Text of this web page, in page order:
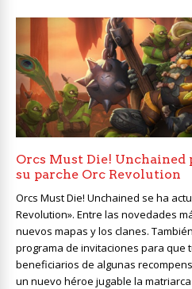
Orcs Must Die! Unchained
su parche Orc Revolution
Orcs Must Die! Unchained se ha
Revolution». Entre las novedades
nuevos mapas y los clanes.
programa de invitaciones para que
beneficiarios de algunas
un nuevo héroe jugable la